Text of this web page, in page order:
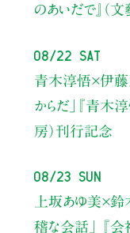
のあいだで』（
08/22 Sat
青木淳悟×伊
からだ」
『青木
房）刊行記念
08/23 Sun
上坂あゆ美×鈴
稽な会話」
『会